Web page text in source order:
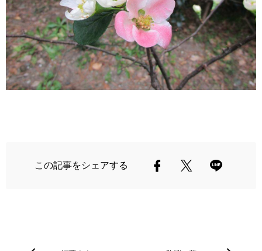
この記事をシェアする